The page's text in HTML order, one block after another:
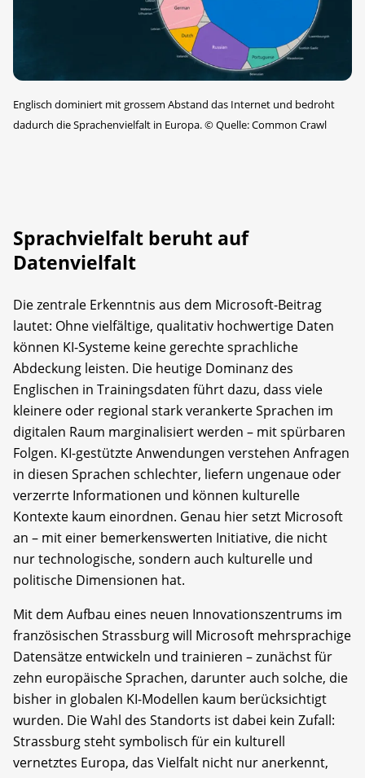
Englisch dominiert mit grossem Abstand das Internet und bedroht
dadurch die Sprachenvielfalt in Europa.©Quelle: Common Crawl
Sprachvielfalt beruht auf
Datenvielfalt
Die zentrale Erkenntnis aus dem Microsoft-Beitrag
lautet: Ohne vielfältige, qualitativ hochwertige Daten
können KI-Systeme keine gerechte sprachliche
Abdeckung leisten. Die heutige Dominanz des
Englischen in Trainingsdaten führt dazu, dass viele
kleinere oder regional stark verankerte Sprachen im
digitalen Raum marginalisiert werden – mit spürbaren
Folgen. KI-gestützte Anwendungen verstehen Anfragen
in diesen Sprachen schlechter, liefern ungenaue oder
verzerrte Informationen und können kulturelle
Kontexte kaum einordnen. Genau hier setzt Microsoft
an – mit einer bemerkenswerten Initiative, die nicht
nur technologische, sondern auch kulturelle und
politische Dimensionen hat.
Mit dem Aufbau eines neuen Innovationszentrums im
französischen Strassburg will Microsoft mehrsprachige
Datensätze entwickeln und trainieren – zunächst für
zehn europäische Sprachen, darunter auch solche, die
bisher in globalen KI-Modellen kaum berücksichtigt
wurden. Die Wahl des Standorts ist dabei kein Zufall:
Strassburg steht symbolisch für ein kulturell
vernetztes Europa, das Vielfalt nicht nur anerkennt,